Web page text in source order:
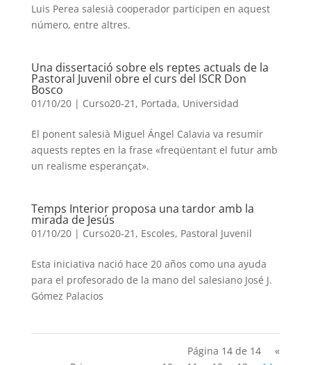
Luis Perea salesià cooperador participen en aquest
número, entre altres.
Una dissertació sobre els reptes actuals de la
Pastoral Juvenil obre el curs del ISCR Don
Bosco
01/10/20| Curso20-21 , Portada, Universidad
El ponent salesià Miguel Ángel Calavia va resumir
aquests reptes en la frase «freqüentant el futur amb
un realisme esperançat».
Temps Interior proposa una tardor amb la
mirada de Jesús
01/10/20| Curso20-21 , Escoles, Pastoral Juvenil
Esta iniciativa nació hace 20 años como una ayuda
para el profesorado de la mano del salesiano José J.
Gómez Palacios
Página 14 de 14
«